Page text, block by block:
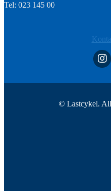
Tel: 023 145 00
© Lastcykel. All